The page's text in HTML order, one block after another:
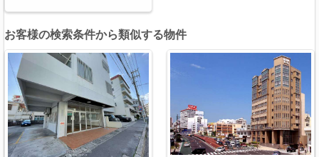
お客様の検索条件から類似する物件